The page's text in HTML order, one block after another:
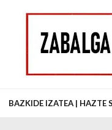
Elkartea
BAZKIDE IZATEA | HAZTE